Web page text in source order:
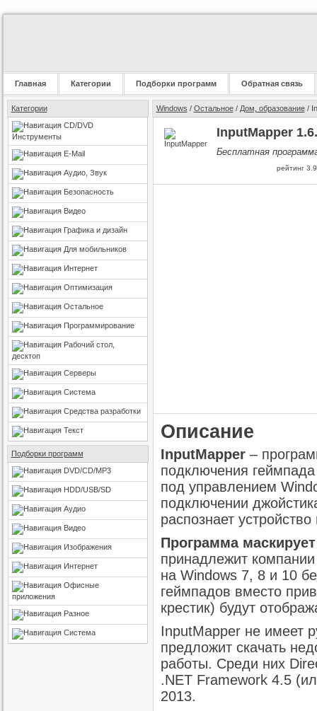
Главная Категории Подборки программ Обратная связь
Категории
CD/DVD
Инструменты
E-Mail
Аудио, Звук
Безопасность
Видео
Графика и дизайн
Для мобильников
Интернет
Оптимизация
Остальное
Программирование
Рабочий стол,
десктоп
Серверы
Система
Средства разработки
Текст
Подборки программ
DVD/CD/MP3
HDD/USB/SD
Аудио
Видео
Изображения
Интернет
Офисные
приложения
Разное
Система
Windows / Остальное/ Дом, образование/
InputMapper
Бесплатная
рейтинг 3.9
Описание
InputMapper–
подключения
под управлением
подключении
распознает
Программа
принадлежит
на Windows 7, 8 и 10
геймпадов вместо
крестик) будут
InputMapper не имеет
предложит скачать
работы. Среди них
.NET Framework 4.5
2013.